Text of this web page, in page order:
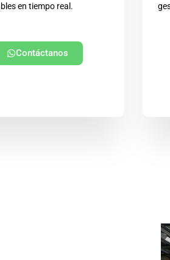
en tiempo real.
Contáctanos